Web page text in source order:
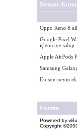
Benzer
Oppo Reno 8
Google Pixel
işlemciye sahip
Apple AirPods
Samsung
En son neyin
Forum
Powered by
Copyright